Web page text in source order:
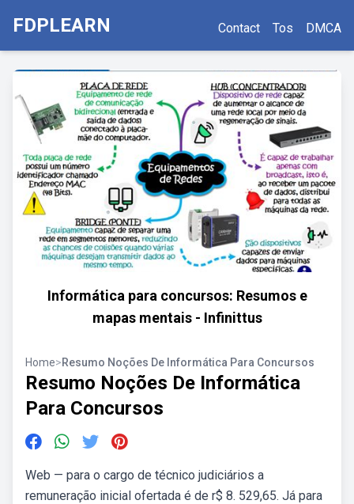
FDPLEARN Contact Tos DMCA
Informática para concursos: Resumos e
mapas mentais - Infinittus
Home>Resumo Noções De Informática Para Concursos
Resumo Noções De Informática
Para Concursos
Web — para o cargo de técnico judiciários a
remuneração inicial ofertada é de r$ 8. 529,65. Já para